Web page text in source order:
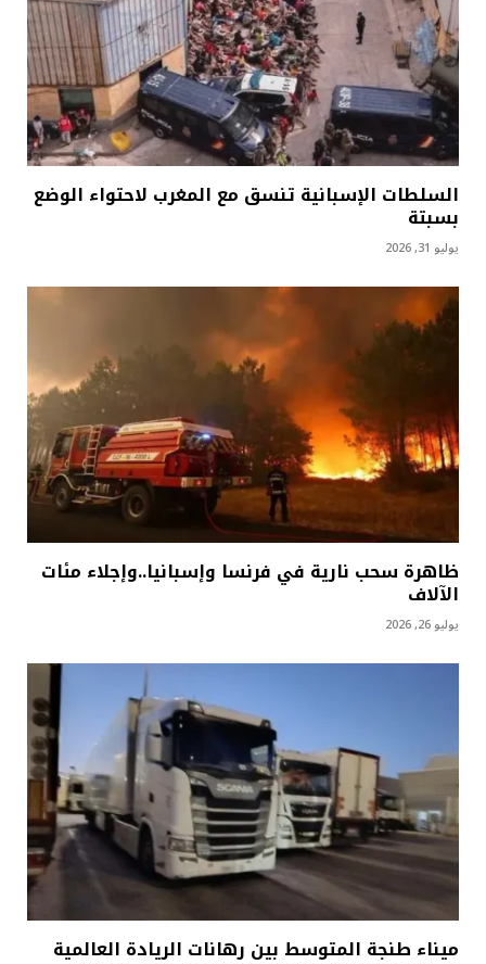
السلطات الإسبانية تنسق مع المغرب لاحتواء الوضع
بسبتة
يوليو 31, 2026
ظاهرة سحب نارية في فرنسا وإسبانيا..وإجلاء مئات
الآلاف
يوليو 26, 2026
ميناء طنجة المتوسط بين رهانات الريادة العالمية